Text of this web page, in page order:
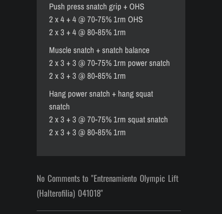
Push press snatch grip + OHS
2 x 4 + 4 @ 70-75% 1rm OHS
2 x 3 + 4 @ 80-85% 1rm
Muscle snatch + snatch balance
2 x 3 + 3 @ 70-75% 1rm power snatch
2 x 3 + 3 @ 80-85% 1rm
Hang power snatch + hang squat
snatch
2 x 3 + 3 @ 70-75% 1rm squat snatch
2 x 3 + 3 @ 80-85% 1rm
No Comments to "Entrenamiento Olympic Lift
(Halterofilia) 041018"